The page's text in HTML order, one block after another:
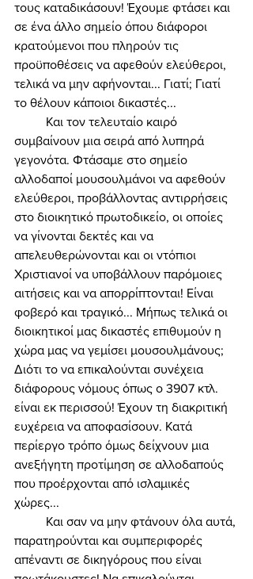
τους καταδικάσουν! Έχουμε φτάσει και
σε ένα άλλο σημείο όπου διάφοροι
κρατούμενοι που πληρούν τις
προϋποθέσεις να αφεθούν ελεύθεροι,
τελικά να μην αφήνονται... Γιατί; Γιατί
το θέλουν κάποιοι δικαστές...
συμβαίνουν μια σειρά από λυπηρά
γεγονότα. Φτάσαμε στο σημείο
αλλοδαποί μουσουλμάνοι να αφεθούν
ελεύθεροι, προβάλλοντας αντιρρήσεις
στο διοικητικό πρωτοδικείο, οι οποίες
να γίνονται δεκτές και να
απελευθερώνονται και οι ντόπιοι
Χριστιανοί να υποβάλλουν παρόμοιες
αιτήσεις και να απορρίπτονται! Είναι
φοβερό και τραγικό... Μήπως τελικά οι
διοικητικοί μας δικαστές επιθυμούν η
χώρα μας να γεμίσει μουσουλμάνους;
Διότι το να επικαλούνται συνέχεια
διάφορους νόμους όπως ο 3907 κτλ.
είναι εκ περισσού! Έχουν τη διακριτική
ευχέρεια να αποφασίσουν. Κατά
περίεργο τρόπο όμως δείχνουν μια
ανεξήγητη προτίμηση σε αλλοδαπούς
που προέρχονται από ισλαμικές
χώρες...
παρατηρούνται και συμπεριφορές
απέναντι σε δικηγόρους που είναι